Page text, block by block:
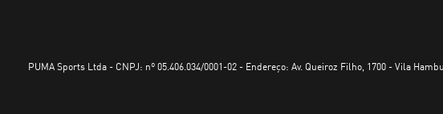
PUMA Sports Ltda - CNPJ: nº 05.406.034/0001-02 - Endereço: Av. Queiroz Filho, 1700 - Vila